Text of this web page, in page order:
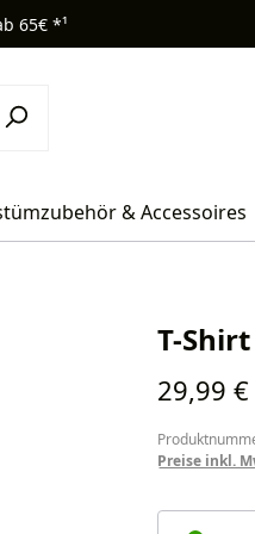
65€ *¹
& Accessoires
T-
Regulärer
29,99 €
Preise inkl.